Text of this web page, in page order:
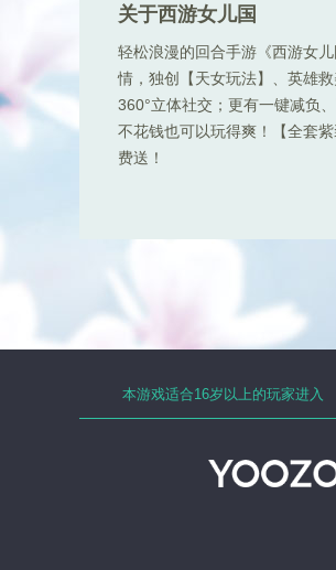
关于西游女儿国
轻松浪漫的回合手游《西游女
情，独创【天女玩法】、英雄
360°立体社交；更有一键减负
不花钱也可以玩得爽！【全套
费送！
本游戏适合16岁以上的玩家进入